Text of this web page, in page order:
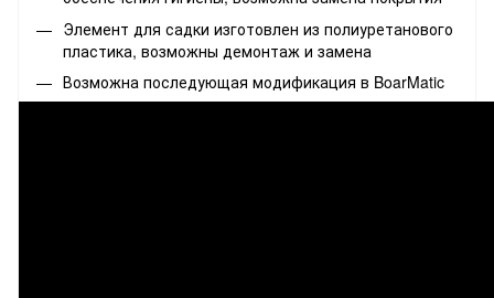
Элемент для садки изготовлен из полиуретанового
пластика, возможны демонтаж и замена
Возможна последующая модификация в BoarMatic